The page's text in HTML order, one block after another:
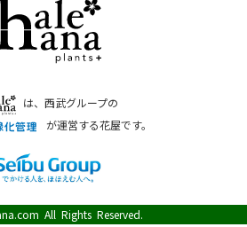
は、西武グループの
が運営する花屋です。
All Rights Reserved.